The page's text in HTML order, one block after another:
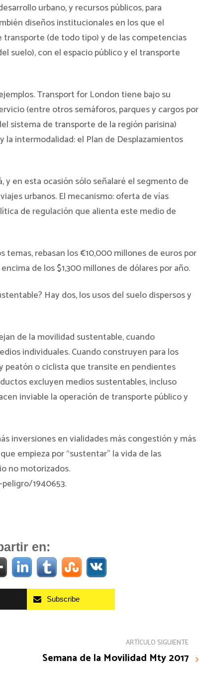
urbano, y recursos públicos, para
diseños institucionales en los que el
(de todo tipo) y de las competencias
suelo), con el espacio público y el transporte
Transport for London tiene bajo su
(entre otros semáforos, parques y cargos por
sistema de transporte de la región parisina)
la intermodalidad: el Plan de Desplazamientos
en esta ocasión sólo señalaré el segmento de
urbanos. El mecanismo: oferta de vías
de regulación que alienta este medio de
temas, rebasan los €10,000 millones de euros por
de los $1,300 millones de dólares por año.
Hay dos, los usos del suelo dispersos y
de la movilidad sustentable, cuando
individuales. Cuando construyen para los
peatón o ciclista que transite en pendientes
excluyen medios sustentables, incluso
inviable la operación de transporte público y
inversiones en vialidades más congestión y más
empieza por “sustentar” la vida de las
no motorizados.
1940653.
en:
Subscribe
ARTÍCULO SIGUIENTE
Semana de la Movilidad Mty 2017